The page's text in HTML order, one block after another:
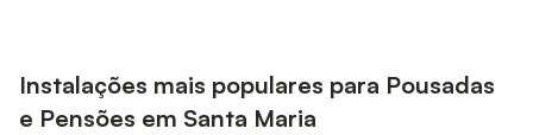
Instalações mais populares para Pousadas
e Pensões em Santa Maria